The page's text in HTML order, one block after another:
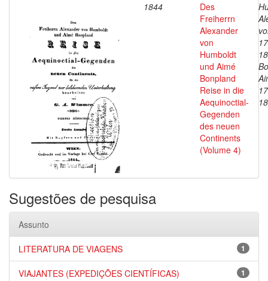
1844
Des
Freiherrn
Alexander
von
Humboldt
und Aimé
Bonpland
Reise in die
Aequinoctial-
Gegenden
des neuen
Continents
(Volume 4)
Sugestões de pesquisa
Assunto
1
LITERATURA DE VIAGENS
1
VIAJANTES (EXPEDIÇÕES CIENTÍFICAS)